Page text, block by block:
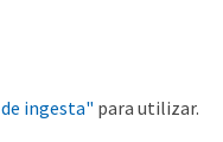
ingesta" para utilizar.